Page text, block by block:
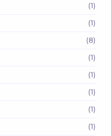
(1)
(1)
(8)
(1)
(1)
(1)
(1)
(1)